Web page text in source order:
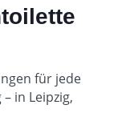
für jede
in Leipzig,